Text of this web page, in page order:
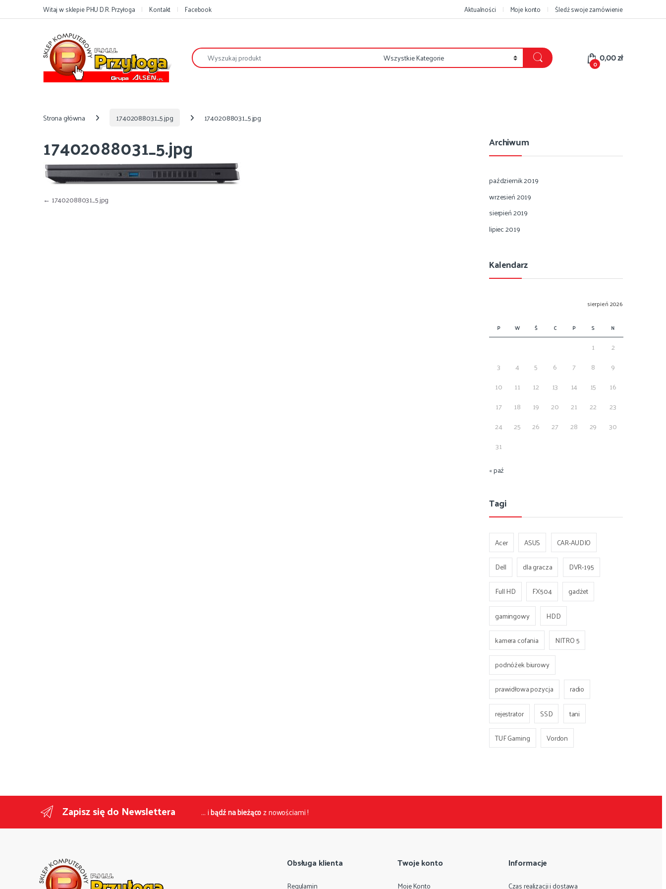
Przejdź do nawigacji
Przejdź do treściWitaj w sklepie PHU D.R. Przyłoga Kontakt Facebook Aktualności Moje konto Śledź swoje zamówienie
Szukaj:
0 0,00zł
Strona główna 17402088031_5.jpg 17402088031_5.jpg
17402088031_5.jpg
Nawigacja wpisu
← 17402088031_5.jpg
Archiwum
październik 2019
wrzesień 2019
sierpień 2019
lipiec 2019
Kalendarz
sierpień 2026
P W Ś C P S N
1
2
3
4 5 6 7 8
9
10
11 12 13 14 15
16
17
18 19 20 21 22
23
24
25 26 27 28 29
30
31
« paź
Tagi
Acer ASUS
CAR-AUDIO
Dell
dla gracza
DVR-195
Full HD
FX504
gadżet
gamingowy
HDD
kamera cofania
NITRO 5
podnóżek biurowy
prawidłowa pozycja
radio
rejestrator
SSD
tani
TUF Gaming
Vordon
Zapisz się do Newslettera ... ibądź na bieżącoz nowościami !
Obsługa klienta
Regulamin
Twoje konto
Moje Konto
Informacje
Czas realizacji i dostawa